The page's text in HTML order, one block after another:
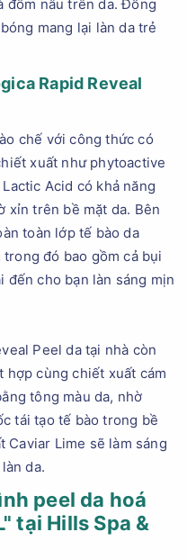
đốm nâu trên da. Đồng
mang lại làn da trẻ
Rapid Reveal
chế với công thức có
xuất như phytoactive
Acid có khả năng
xỉn trên bề mặt da. Bên
toàn lớp tế bào da
đó bao gồm cả bụi
đến cho bạn làn sáng mịn
Peel da tại nhà còn
hợp cùng chiết xuất cám
tông màu da, nhờ
tái tạo tế bào trong bề
Lime sẽ làm sáng
da.
peel da hoá
tại Hills Spa &